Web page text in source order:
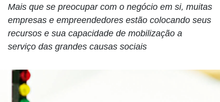
Mais que se preocupar com o negócio em si, muitas
empresas e empreendedores estão colocando seus
recursos e sua capacidade de mobilização a
serviço das grandes causas sociais